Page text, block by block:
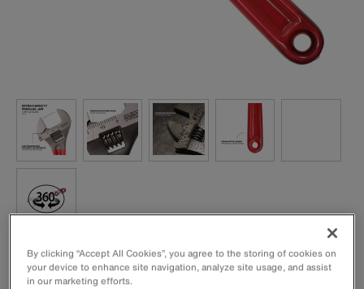
Der 10-Zoll-Rollgabelschlüssel mit präzisionsgefertigtem
Rändelrad ermöglicht eine mühelose und präzise
By clicking “Accept All Cookies”, you agree to the storing of cookies on
your device to enhance site navigation, analyze site usage, and assist
in our marketing efforts.